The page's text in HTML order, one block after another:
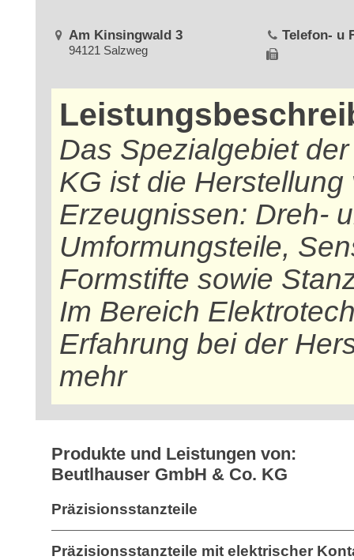
Am Kinsingwald 3
94121 Salzweg
Telefon- u
Das Spezialgebiet
KG ist die
Erzeugnissen: Dreh-
Umformungsteile,
Formstifte sowie
Im Bereich
Erfahrung bei der
mehr
Produkte und Leistungen von:
Beutlhauser GmbH & Co. KG
Präzisionsstanzteile
Präzisionsstanzteile mit elektrischer